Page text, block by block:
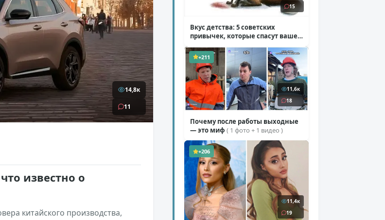
14,8к
11
известно о
китайского производства,
15
Вкус детства: 5 советских
привычек, которые спасут ваше
+211
11,6к
18
Почему после работы выходные
— это миф ( 1 фото + 1 видео )
+206
11,4к
19